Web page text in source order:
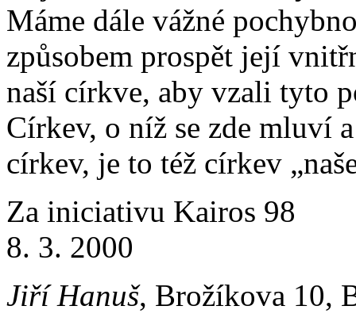
Máme dále vážné
způsobem prospět její
naší církve, aby vzali tyto
Církev, o níž se zde mluví
církev, je to též církev
Za iniciativu Kairos 98
8. 3. 2000
Jiří Hanuš, Brožíkova 10,